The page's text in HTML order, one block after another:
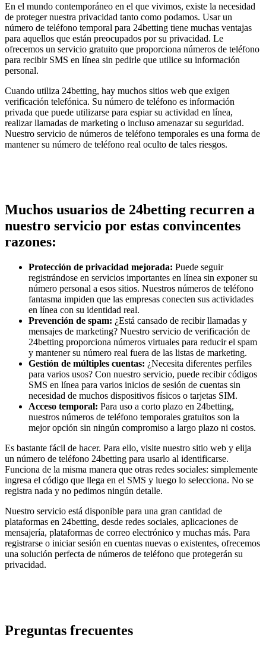
En el mundo contemporáneo en el que vivimos, existe la necesidad
de proteger nuestra privacidad tanto como podamos. Usar un
número de teléfono temporal para 24betting tiene muchas ventajas
para aquellos que están preocupados por su privacidad. Le
ofrecemos un servicio gratuito que proporciona números de teléfono
para recibir SMS en línea sin pedirle que utilice su información
personal.
Cuando utiliza 24betting, hay muchos sitios web que exigen
verificación telefónica. Su número de teléfono es información
privada que puede utilizarse para espiar su actividad en línea,
realizar llamadas de marketing o incluso amenazar su seguridad.
Nuestro servicio de números de teléfono temporales es una forma de
mantener su número de teléfono real oculto de tales riesgos.
Muchos usuarios de 24betting recurren a
nuestro servicio por estas convincentes
razones:
Protección de privacidad mejorada: Puede seguir
registrándose en servicios importantes en línea sin exponer su
número personal a esos sitios. Nuestros números de teléfono
fantasma impiden que las empresas conecten sus actividades
en línea con su identidad real.
Prevención de spam: ¿Está cansado de recibir llamadas y
mensajes de marketing? Nuestro servicio de verificación de
24betting proporciona números virtuales para reducir el spam
y mantener su número real fuera de las listas de marketing.
Gestión de múltiples cuentas: ¿Necesita diferentes perfiles
para varios usos? Con nuestro servicio, puede recibir códigos
SMS en línea para varios inicios de sesión de cuentas sin
necesidad de muchos dispositivos físicos o tarjetas SIM.
Acceso temporal: Para uso a corto plazo en 24betting,
nuestros números de teléfono temporales gratuitos son la
mejor opción sin ningún compromiso a largo plazo ni costos.
Es bastante fácil de hacer. Para ello, visite nuestro sitio web y elija
un número de teléfono 24betting para usarlo al identificarse.
Funciona de la misma manera que otras redes sociales: simplemente
ingresa el código que llega en el SMS y luego lo selecciona. No se
registra nada y no pedimos ningún detalle.
Nuestro servicio está disponible para una gran cantidad de
plataformas en 24betting, desde redes sociales, aplicaciones de
mensajería, plataformas de correo electrónico y muchas más. Para
registrarse o iniciar sesión en cuentas nuevas o existentes, ofrecemos
una solución perfecta de números de teléfono que protegerán su
privacidad.
Preguntas frecuentes